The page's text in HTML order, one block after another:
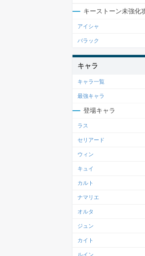
キーストーン未強化
アイシャ
バラック
キャラ
キャラ一覧
最強キャラ
登場キャラ
ラス
セリアード
ウィン
キュイ
カルト
ナマリエ
オルタ
ジュン
カイト
ルイン